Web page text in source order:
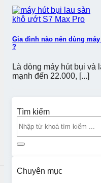
Gia đình nào nên dùng
?
Là dòng máy hút bụi và
mạnh đến 22.000, [...]
Tìm kiếm
Chuyên mục